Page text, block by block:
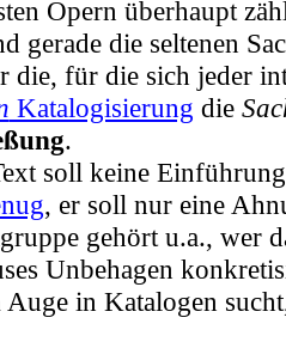
Opern überhaupt
gerade die seltenen
die, für die sich jeder
Katalogisierung die
.
soll keine
, er soll nur eine
gehört u.a., wer
Unbehagen
Auge in Katalogen